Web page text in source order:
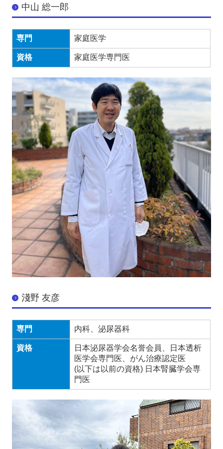
中山 総一郎
専門 家庭医学
資格 家庭医学専門医
淺野 友彦
専門 内科、泌尿器科
資格
日本泌尿器学会名誉会員、日本透析
医学会専門医、がん治療認定医
(以下は以前の資格) 日本腎臓学会専
門医